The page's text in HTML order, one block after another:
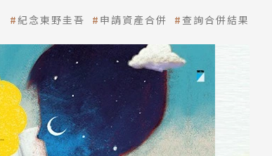
紀念東野圭吾 申請資產合併 查詢合併結果